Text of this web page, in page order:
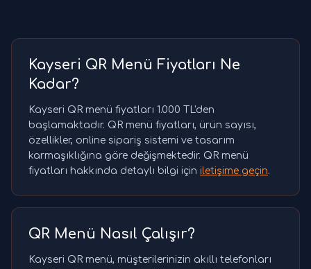
Kayseri QR Menü Fiyatları Ne
Kadar?
Kayseri QR menü fiyatları 1.000 TL'den
başlamaktadır. QR menü fiyatları, ürün sayısı,
özellikler, online sipariş sistemi ve tasarım
karmaşıklığına göre değişmektedir. QR menü
fiyatları hakkında detaylı bilgi için iletişime geçin.
QR Menü Nasıl Çalışır?
Kayseri QR menü, müşterilerinizin akıllı telefonları